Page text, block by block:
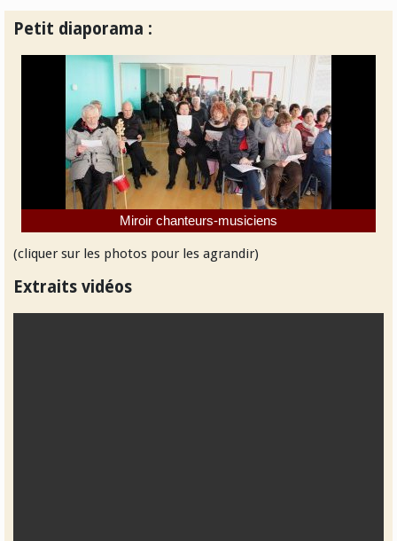
Petit diaporama :
Miroir chanteurs-musiciens
(cliquer sur les photos pour les agrandir)
Extraits vidéos